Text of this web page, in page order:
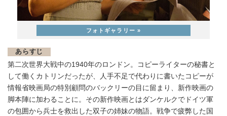
あらすじ
第二次世界大戦中の1940年のロンドン。コピーライターの秘書と
して働くカトリンだったが、人手不足で代わりに書いたコピーが
情報省映画局の特別顧問のバックリーの目に留まり、新作映画の
脚本陣に加わることに。その新作映画とはダンケルクでドイツ軍
の包囲から兵士を救出した双子の姉妹の物語。戦争で疲弊した国